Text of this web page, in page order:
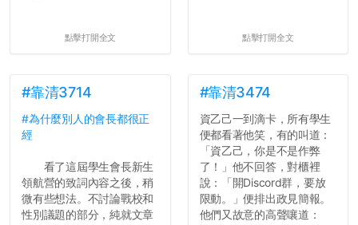
點擊打開全文 點擊打開全文
#靠清3714
#為什麼別人的會長都很正
經
看了這屆學生會長新生
領航營的致詞內容之後，稍
微有些想法。不討論戰校和
性別議題的部分，純就文章
#靠清3474
資乙己一到滴卡，所有學生
便都看著他笑，有的叫道：
「資乙己，你是不是作弊
了！」他不回答，對櫃裡
說：「開Discord群，要放
限動。」便排出政見簡報。
他們又故意的高聲嚷道：